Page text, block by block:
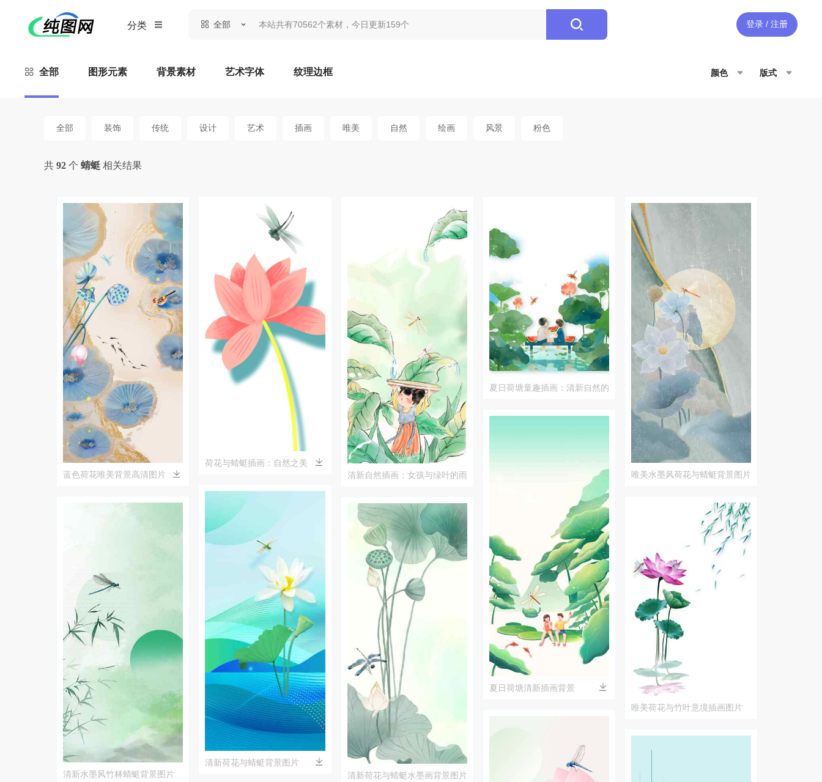
分类 全部 登录 / 注册
全部 图形元素 背景素材 艺术字体 纹理边框 颜色 版式
全部 装饰 传统 设计 艺术 插画 唯美 自然 绘画 风景 粉色
共 92 个 蜻蜓 相关结果
蓝色荷花唯美背景高清图片
清新水墨风竹林蜻蜓背景图片
荷花与蜻蜓插画：自然之美
清新荷花与蜻蜓背景图片
清新自然插画：女孩与绿叶的雨
清新荷花与蜻蜓水墨画背景图片
夏日荷塘童趣插画：清新自然的
夏日荷塘清新插画背景
唯美水墨风荷花与蜻蜓背景图片
唯美荷花与竹叶意境插画图片